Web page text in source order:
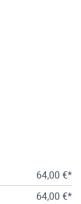
64,00 €*
64,00 €*